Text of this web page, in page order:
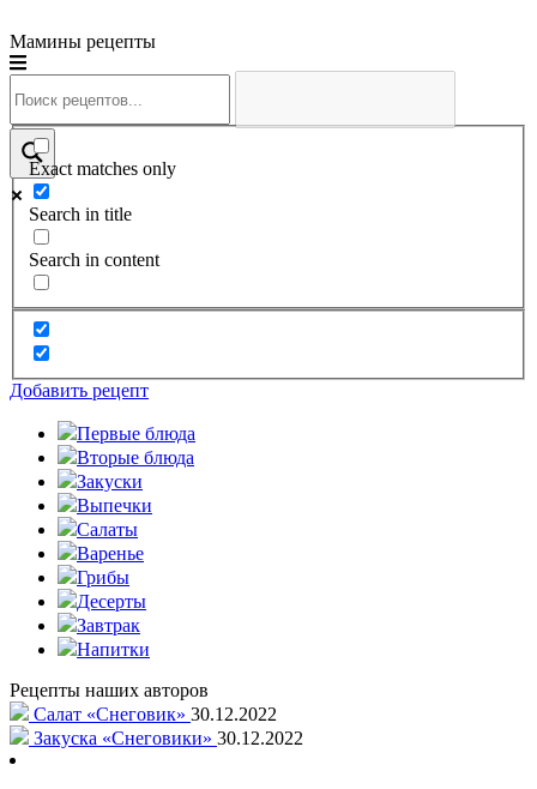
Мамины рецепты
Exact matches only
Search in title
Search in content
Добавить рецепт
Первые блюда
Вторые блюда
Закуски
Выпечки
Салаты
Варенье
Грибы
Десерты
Завтрак
Напитки
Рецепты наших авторов
Салат «Снеговик» 30.12.2022
Закуска «Снеговики» 30.12.2022